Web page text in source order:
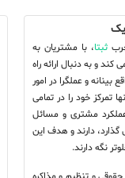
ثبتا، با مشتریان به
و به دنبال ارائه راه
بینانه و عملگرا در امور
تمرکز خود را در تمامی
مشتری و مسائل
گذارد، دارند و هدف این
نگه دارند.